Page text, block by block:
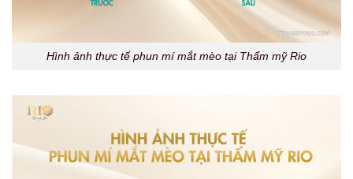
Hình ảnh thực tế phun mí mắt mèo tại Thẩm mỹ Rio